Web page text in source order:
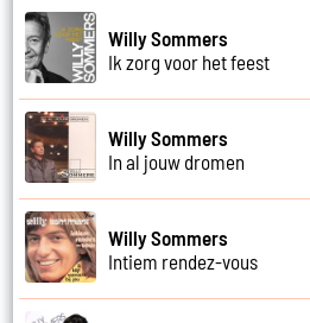
Willy Sommers
Ik zorg voor het feest
Willy Sommers
In al jouw dromen
Willy Sommers
Intiem rendez-vous